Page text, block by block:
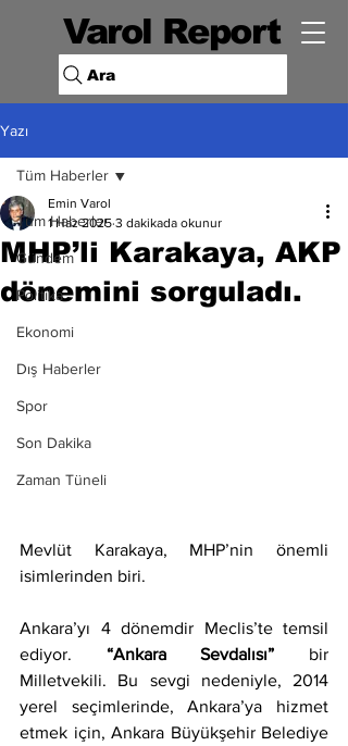
Varol Report
Ara
Yazı
Tüm Haberler
Gündem
Politika
Ekonomi
Dış Haberler
Spor
Son Dakika
Zaman Tüneli
Tüm Haberler
MHP’li Karakaya, AKP
dönemini sorguladı.
Emin Varol
1 Haz 2025 3 dakikada okunur
Mevlüt Karakaya, MHP’nin önemli
isimlerinden biri.
Ankara’yı 4 dönemdir Meclis’te temsil
ediyor. “Ankara Sevdalısı” bir
Milletvekili. Bu sevgi nedeniyle, 2014
yerel seçimlerinde, Ankara’ya hizmet
etmek için, Ankara Büyükşehir Belediye